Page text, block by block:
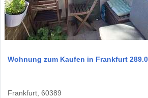
Wohnung zum Kaufen in Frankfurt
Frankfurt, 60389